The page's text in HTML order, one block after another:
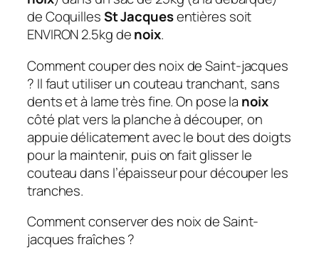
de CoquillesSt Jacquesentières soit
ENVIRON 2.5kg denoix.
Comment couper des noix de Saint-jacques
? Il faut utiliser un couteau tranchant, sans
dents et à lame très fine. On pose la noix
côté plat vers la planche à découper, on
appuie délicatement avec le bout des doigts
pour la maintenir, puis on fait glisser le
couteau dans l’épaisseur pour découper les
tranches.
Comment conserver des noix de Saint-
jacques fraîches ?